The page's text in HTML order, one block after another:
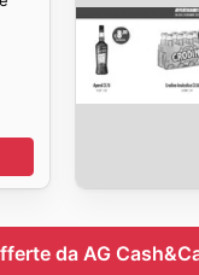
da AG